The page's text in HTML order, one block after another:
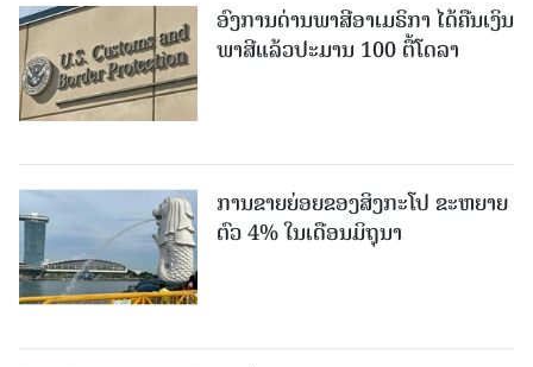
ອົງການດ່ານພາສີອາເມຣິກາ ໄດ້ຄືນເງິນ
ພາສີແລ້ວປະມານ 100 ຕື້ໂດລາ
ການຂາຍຍ່ອຍຂອງສິງກະໂປ ຂະຫຍາຍ
ຕົວ 4% ໃນເດືອນມິຖຸນາ